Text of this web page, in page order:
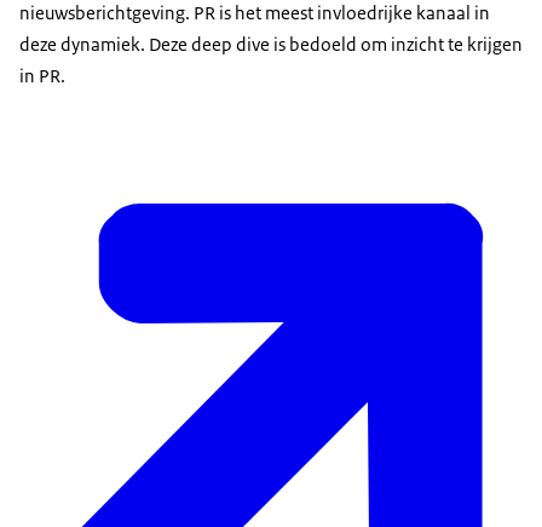
nieuwsberichtgeving. PR is het meest invloedrijke kanaal in
deze dynamiek. Deze deep dive is bedoeld om inzicht te krijgen
in PR.